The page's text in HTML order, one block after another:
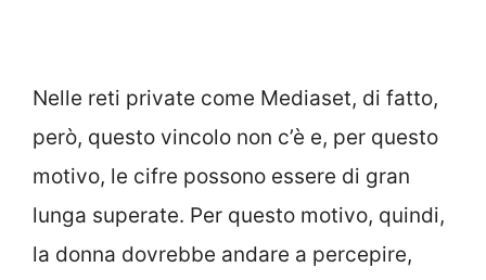
Nelle reti private come Mediaset, di fatto,
però, questo vincolo non c’è e, per questo
motivo, le cifre possono essere di gran
lunga superate. Per questo motivo, quindi,
la donna dovrebbe andare a percepire,